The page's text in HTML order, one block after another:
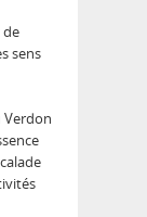
de
sens
Verdon